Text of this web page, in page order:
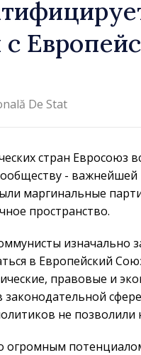
с
De Stat
стран Евросоюз
-
маргинальные
пространство.
изначально
в Европейский
правовые и
не позволили
огромным